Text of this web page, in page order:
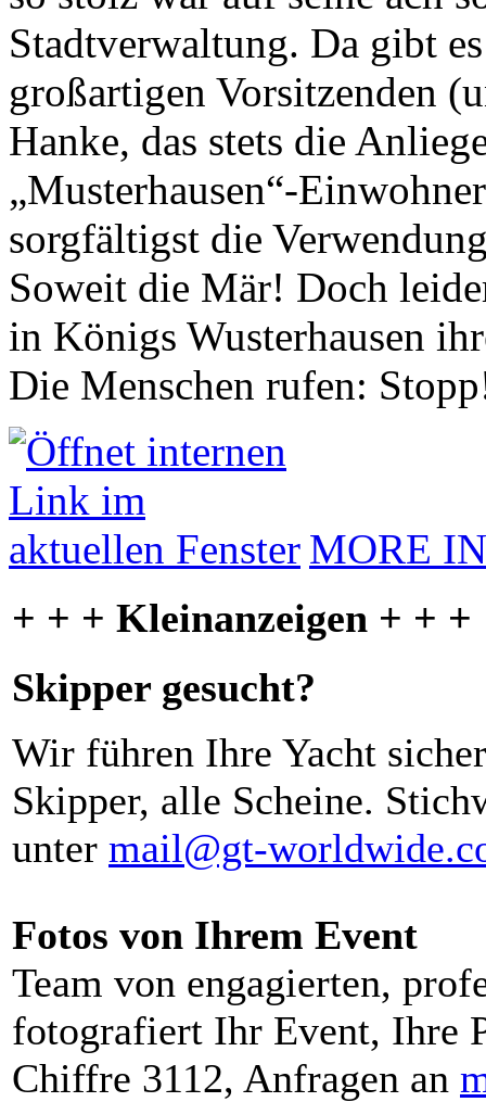
Stadtverwaltung. Da gibt
großartigen Vorsitzenden
Hanke, das stets die
„Musterhausen“-
sorgfältigst die
Soweit die Mär! Doch
in Königs Wusterhausen
Die Menschen rufen:
MORE
+ + + Kleinanzeigen + + +
Skipper gesucht?
Wir führen Ihre Yacht
Skipper, alle Scheine.
unter mail@gt-
Fotos von Ihrem Event
Team von engagierten,
fotografiert Ihr Event, Ihre
Chiffre 3112, Anfragen an